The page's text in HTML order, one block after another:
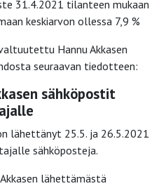
31.4.2021 tilanteen mukaan
keskiarvon ollessa 7,9 %
Hannu Akkasen
seuraavan tiedotteen:
sähköpostit
lähettänyt 25.5. ja 26.5.2021
sähköposteja.
lähettämästä